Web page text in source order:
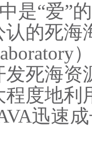
是“爱”
认的死海
死海资
程度地利
迅速